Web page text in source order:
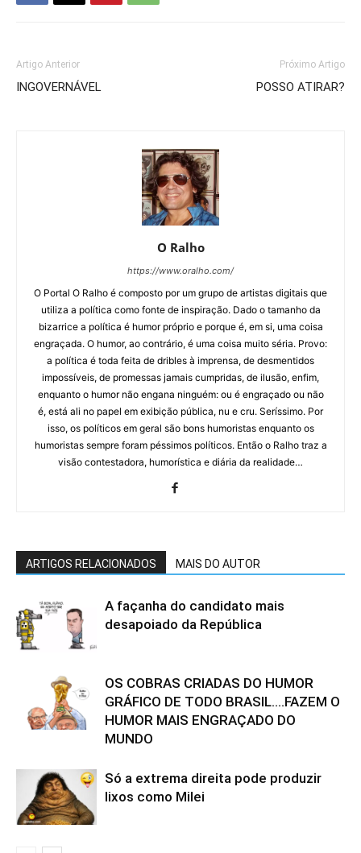
Artigo Anterior
INGOVERNÁVEL
Próximo Artigo
POSSO ATIRAR?
O Ralho
https://www.oralho.com/
O Portal O Ralho é composto por um grupo de artistas digitais que
utiliza a política como fonte de inspiração. Dado o tamanho da
bizarrice a política é humor próprio e porque é, em si, uma coisa
engraçada. O humor, ao contrário, é uma coisa muito séria. Provo:
a política é toda feita de dribles à imprensa, de desmentidos
impossíveis, de promessas jamais cumpridas, de ilusão, enfim,
enquanto o humor não engana ninguém: ou é engraçado ou não
é, está ali no papel em exibição pública, nu e cru. Seríssimo. Por
isso, os políticos em geral são bons humoristas enquanto os
humoristas sempre foram péssimos políticos. Então o Ralho traz a
visão contestadora, humorística e diária da realidade…
ARTIGOS RELACIONADOS MAIS DO AUTOR
A façanha do candidato mais
desapoiado da República
OS COBRAS CRIADAS DO HUMOR
GRÁFICO DE TODO BRASIL….FAZEM O
HUMOR MAIS ENGRAÇADO DO
MUNDO
Só a extrema direita pode produzir
lixos como Milei